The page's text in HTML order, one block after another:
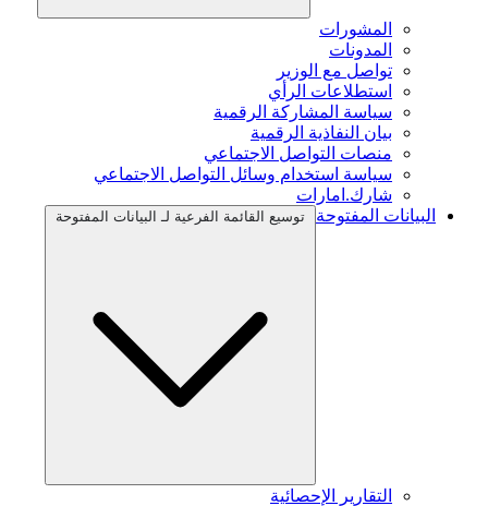
المشورات
المدونات
تواصل مع الوزير
استطلاعات الرأي
سياسة المشاركة الرقمية
بيان النفاذية الرقمية
منصات التواصل الاجتماعي
سياسة استخدام وسائل التواصل الاجتماعي
شارك.امارات
البيانات المفتوحة
توسيع القائمة الفرعية لـ البيانات المفتوحة
التقارير الإحصائية